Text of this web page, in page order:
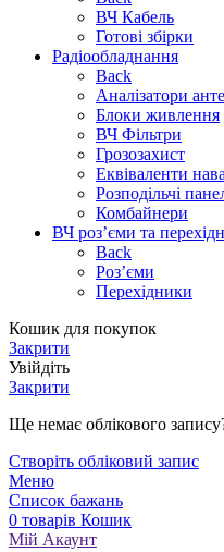
ВЧ Кабель
Готові збірки
Радіообладнання
Back
Аналізатори
Блоки живлення
ВЧ Фільтри
Грозозахист
Еквіваленти
Розподільчі
Комбайнери
ВЧ роз’єми та
Back
Роз’єми
Перехідники
Кошик для покупок
Закрити
Увійдіть
Закрити
Ще немає облікового
Створіть обліковий запис
Меню
Список бажань
0 товарів Кошик
Мій Акаунт